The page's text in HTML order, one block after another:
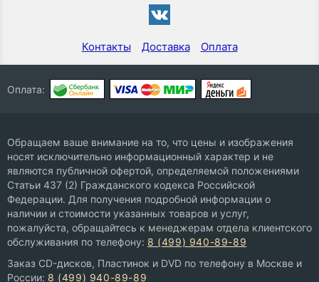
Контакты Доставка Оплата
Оплата:
Обращаем ваше внимание на то, что цены и изображения
носят исключительно информационный характер и не
являются публичной офертой, определяемой положениями
Статьи 437 (2) Гражданского кодекса Российской
Федерации. Для получения подробной информации о
наличии и стоимости указанных товаров и услуг,
пожалуйста, обращайтесь к менеджерам отдела клиентского
обслуживания по телефону: 8 (499) 940-89-89
Заказ CD-дисков, Пластинок и DVD по телефону в Москве и
России: 8 (499) 940-89-89